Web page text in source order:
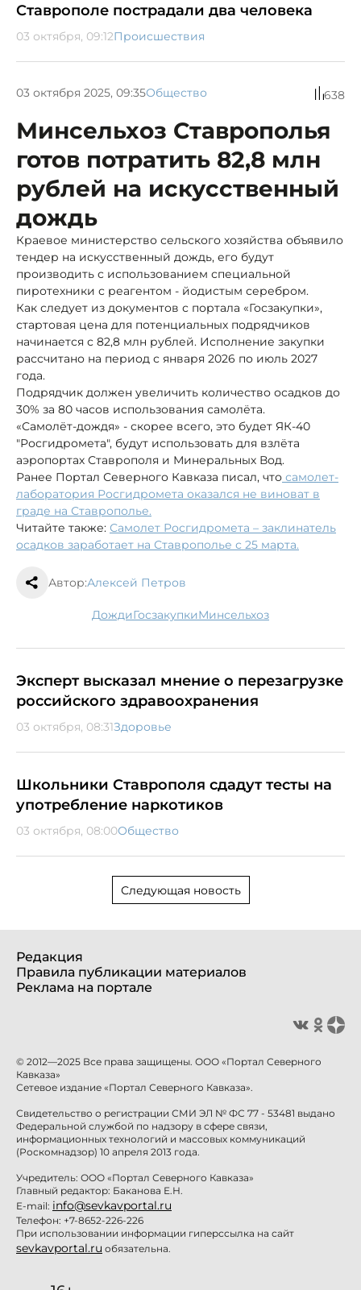
Ставрополе пострадали два человека
03 октября, 09:12Происшествия
03 октября 2025, 09:35Общество 638
Минсельхоз Ставрополья
готов потратить 82,8 млн
рублей на искусственный
дождь
Краевое министерство сельского хозяйства объявило
тендер на искусственный дождь, его будут
производить с использованием специальной
пиротехники с реагентом - йодистым серебром.
Как следует из документов с портала «Госзакупки»,
стартовая цена для потенциальных подрядчиков
начинается с 82,8 млн рублей. Исполнение закупки
рассчитано на период с января 2026 по июль 2027
года.
Подрядчик должен увеличить количество осадков до
30% за 80 часов использования самолёта.
«Самолёт-дождя» - скорее всего, это будет ЯК-40
"Росгидромета", будут использовать для взлёта
аэропортах Ставрополя и Минеральных Вод.
Ранее Портал Северного Кавказа писал, что самолет-
лаборатория Росгидромета оказался не виноват в
граде на Ставрополье.
Читайте также: Самолет Росгидромета – заклинатель
осадков заработает на Ставрополье с 25 марта.
Автор:Алексей Петров
дожди госзакупки минсельхоз
Эксперт высказал мнение о перезагрузке
российского здравоохранения
03 октября, 08:31Здоровье
Школьники Ставрополя сдадут тесты на
употребление наркотиков
03 октября, 08:00Общество
Следующая новость
Редакция
Правила публикации материалов
Реклама на портале
© 2012—2025 Все права защищены. ООО «Портал Северного
Кавказа»
Сетевое издание «Портал Северного Кавказа».
Свидетельство о регистрации СМИ ЭЛ № ФС 77 - 53481 выдано
Федеральной службой по надзору в сфере связи,
информационных технологий и массовых коммуникаций
(Роскомнадзор) 10 апреля 2013 года.
Учредитель: ООО «Портал Северного Кавказа»
Главный редактор: Баканова Е.Н.
E-mail: info@sevkavportal.ru
Телефон: +7-8652-226-226
При использовании информации гиперссылка на сайт
sevkavportal.ru обязательна.